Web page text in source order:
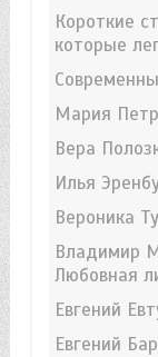
Короткие
которые
Мария
Вера
Илья
Вероника
Владимир
Любовная
Евгений
Евгений